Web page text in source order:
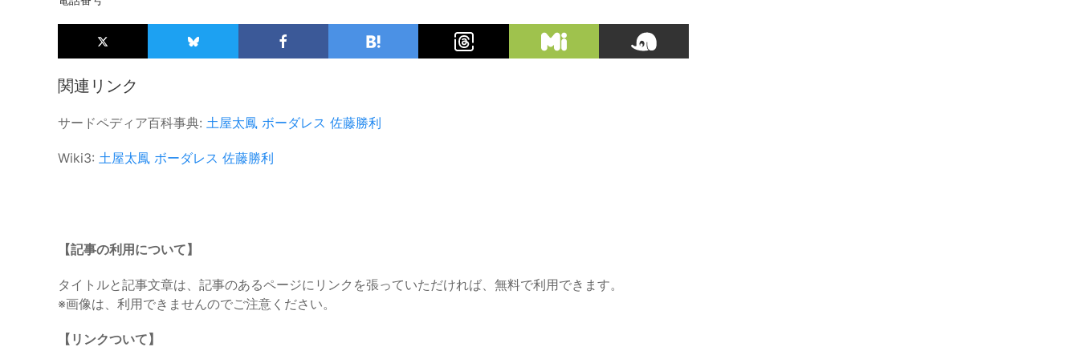
関連リンク
サードペディア百科事典: 土屋太鳳 ボーダレス 佐藤勝利
Wiki3: 土屋太鳳 ボーダレス 佐藤勝利
【記事の利用について】
タイトルと記事文章は、記事のあるページにリンクを張っていただければ、無料で利用できます。
※画像は、利用できませんのでご注意ください。
【リンクついて】